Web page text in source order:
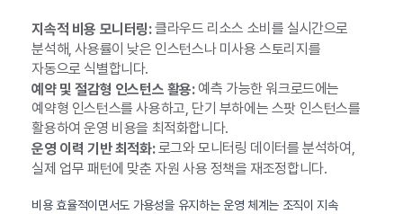
지속적 비용 모니터링:클라우드 리소스 소비를 실시간으로
분석해, 사용률이 낮은 인스턴스나 미사용 스토리지를
자동으로 식별합니다.
예약 및 절감형 인스턴스 활용:예측 가능한 워크로드에는
예약형 인스턴스를 사용하고, 단기 부하에는 스팟 인스턴스를
활용하여 운영 비용을 최적화합니다.
운영 이력 기반 최적화:로그와 모니터링 데이터를 분석하여,
실제 업무 패턴에 맞춘 자원 사용 정책을 재조정합니다.
비용 효율적이면서도 가용성을 유지하는 운영 체계는 조직이 지속